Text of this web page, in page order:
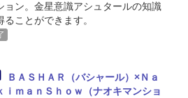
ョン。金星意識アシュタールの知識
ることができます。
ＢＡＳＨＡＲ（バシャール）×Ｎａ
ｉｍａｎＳｈｏｗ（ナオキマンショ